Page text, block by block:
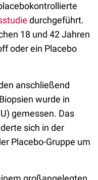
durchgeführt.
18 und 42 Jahren
oder ein Placebo
anschließend
wurde in
gemessen. Das
sich in der
Placebo-Gruppe um